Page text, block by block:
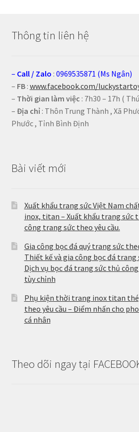
Thông tin liên hệ
– Call / Zalo : 0969535871 (Ms Ngân)
– FB: www.facebook.com/
– Thời gian làm việc : 7h30 – 17h (
– Địa chỉ: Thôn Trung Thành , Xã
Phước , Tỉnh Bình Định
Bài viết mới
Xuất khẩu trang sức Việt Nam
inox, titan – Xuất khẩu trang sức
công trang sức theo yêu cầu.
Gia công bọc đá quý trang sức
Thiết kế và gia công bọc đá
Dịch vụ bọc đá trang sức thủ
tùy chỉnh
Phụ kiện thời trang inox titan
theo yêu cầu – Điểm nhấn cho
cá nhân
Theo dõi ngay tại